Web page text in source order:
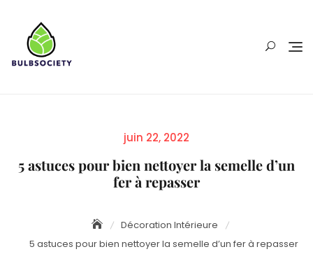
content
Posted
juin 22, 2022
5 astuces pour bien nettoyer la semelle d’un
fer à repasser
Décoration Intérieure
5 astuces pour bien nettoyer la semelle d’un fer à repasser